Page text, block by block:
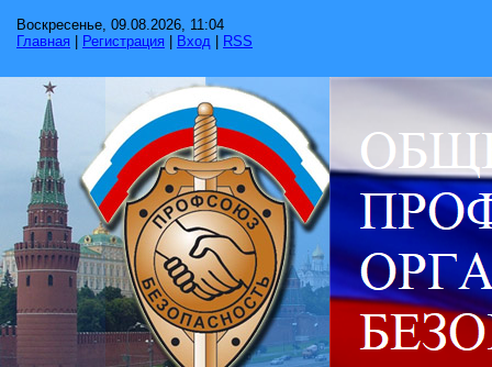
Воскресенье, 09.08.2026, 11:04
Главная
Регистрация Вход RSS